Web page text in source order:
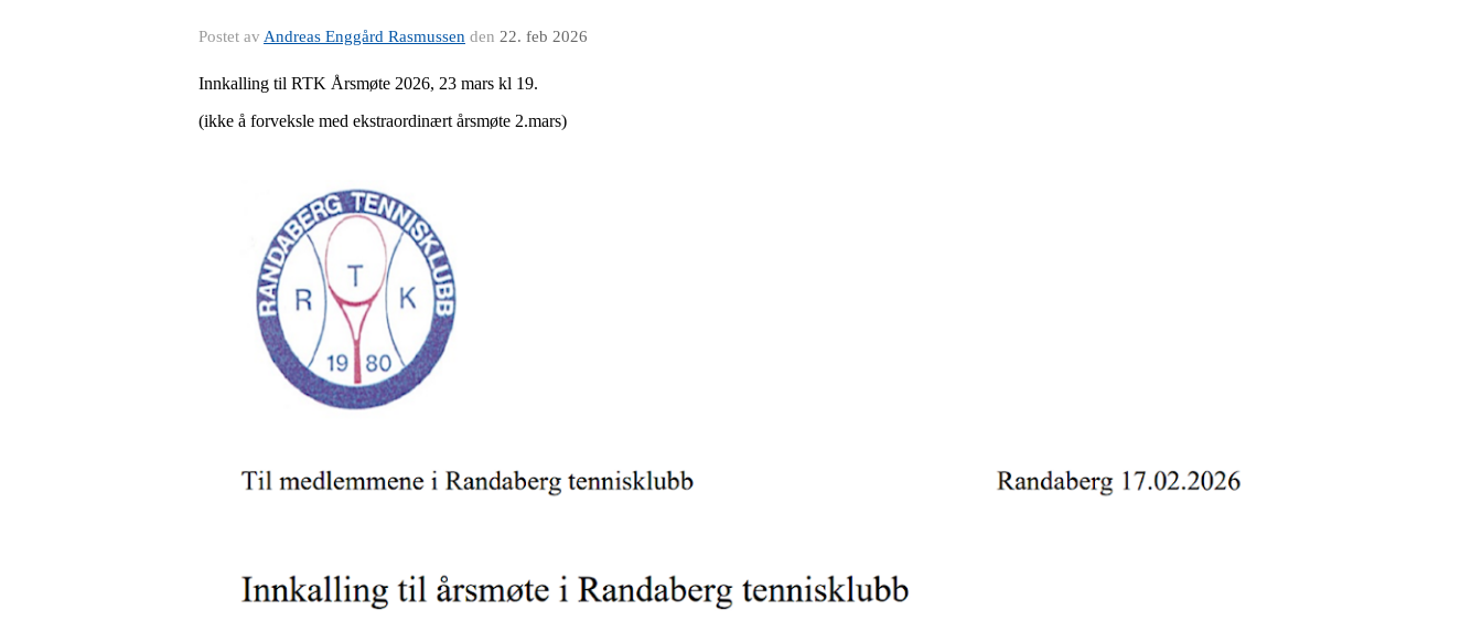
Postet av Andreas Enggård Rasmussen den 22. feb 2026
Innkalling til RTK Årsmøte 2026, 23 mars kl 19.
(ikke å forveksle med ekstraordinært årsmøte 2.mars)